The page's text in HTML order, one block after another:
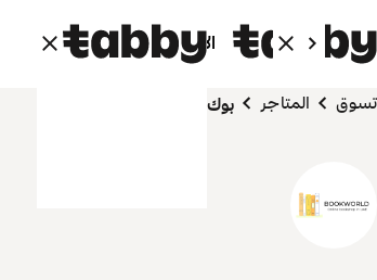
الأفراد الشركاء
تسوق المتاجر بوك وورلد